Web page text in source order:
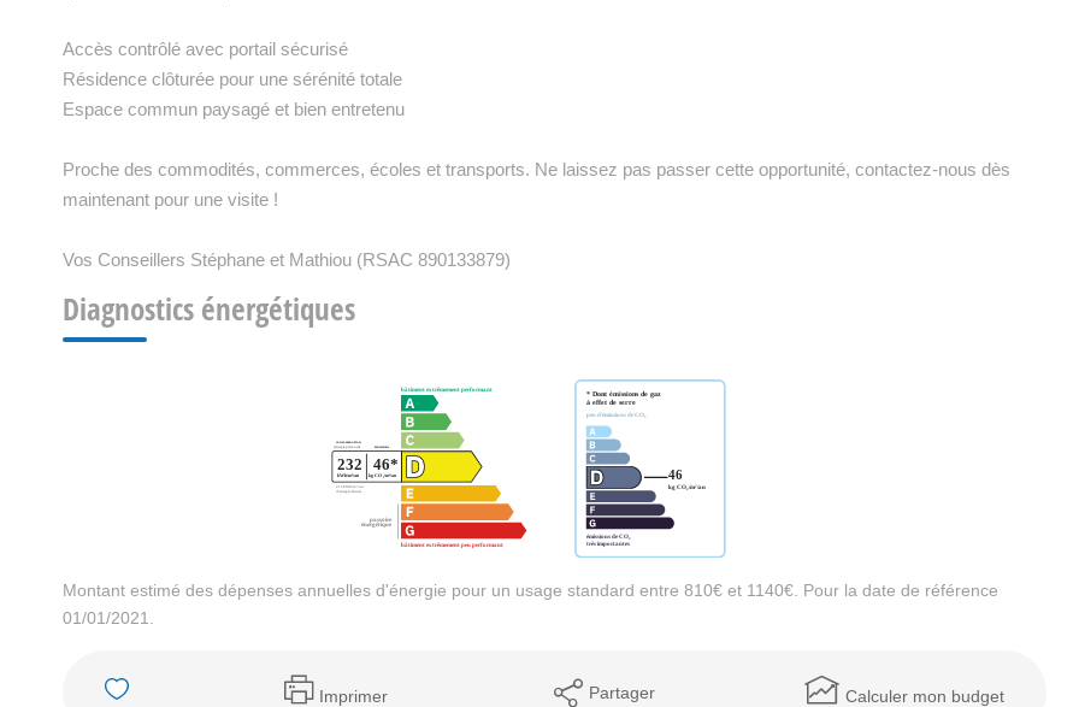
Accès contrôlé avec portail sécurisé
Résidence clôturée pour une sérénité totale
Espace commun paysagé et bien entretenu
Proche des commodités, commerces, écoles et transports. Ne laissez pas passer cette opportunité, contactez-nous dès
maintenant pour une visite !
Vos Conseillers Stéphane et Mathiou (RSAC 890133879)
Diagnostics énergétiques
Montant estimé des dépenses annuelles d'énergie pour un usage standard entre 810€ et 1140€. Pour la date de référence
01/01/2021.
Imprimer Partager Calculer mon budget